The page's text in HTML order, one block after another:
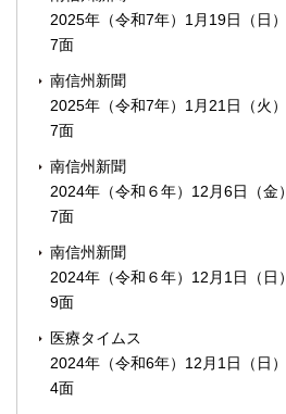
2025年（令和7年）1月19日（日）
7面
南信州新聞
2025年（令和7年）1月21日（火）
7面
南信州新聞
2024年（令和６年）12月6日（金）
7面
南信州新聞
2024年（令和６年）12月1日（日）
9面
医療タイムス
2024年（令和6年）12月1日（日）
4面